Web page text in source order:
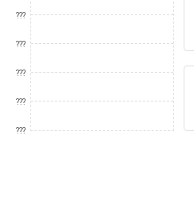
???
???
???
???
???